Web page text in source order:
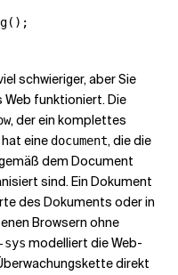
schwieriger, aber Sie
Web funktioniert. Die
, der ein komplettes
einedocument, die die
dem Document
sind. Ein Dokument
des Dokuments oder in
Browsern ohne
sys modelliert die Web-
direkt